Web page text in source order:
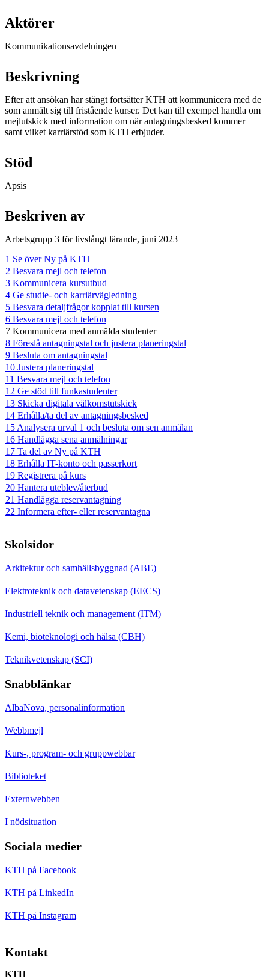
Aktörer
Kommunikationsavdelningen
Beskrivning
Efter att ansökan har stängt fortsätter KTH att kommunicera med de
som anmält sig till fristående kurser. Det kan till exempel handla om
mejlutskick med information om när antagningsbesked kommer
samt vilket karriärstöd som KTH erbjuder.
Stöd
Apsis
Beskriven av
Arbetsgrupp 3 för livslångt lärande, juni 2023
1 Se över Ny på KTH
2 Besvara mejl och telefon
3 Kommunicera kursutbud
4 Ge studie- och karriärvägledning
5 Besvara detaljfrågor kopplat till kursen
6 Besvara mejl och telefon
7 Kommunicera med anmälda studenter
8 Föreslå antagningstal och justera planeringstal
9 Besluta om antagningstal
10 Justera planeringstal
11 Besvara mejl och telefon
12 Ge stöd till funkastudenter
13 Skicka digitala välkomstutskick
14 Erhålla/ta del av antagningsbesked
15 Analysera urval 1 och besluta om sen anmälan
16 Handlägga sena anmälningar
17 Ta del av Ny på KTH
18 Erhålla IT-konto och passerkort
19 Registrera på kurs
20 Hantera uteblev/återbud
21 Handlägga reservantagning
22 Informera efter- eller reservantagna
Skolsidor
Arkitektur och samhällsbyggnad (ABE)
Elektroteknik och datavetenskap (EECS)
Industriell teknik och management (ITM)
Kemi, bioteknologi och hälsa (CBH)
Teknikvetenskap (SCI)
Snabblänkar
AlbaNova, personalinformation
Webbmejl
Kurs-, program- och gruppwebbar
Biblioteket
Externwebben
I nödsituation
Sociala medier
KTH på Facebook
KTH på LinkedIn
KTH på Instagram
Kontakt
KTH